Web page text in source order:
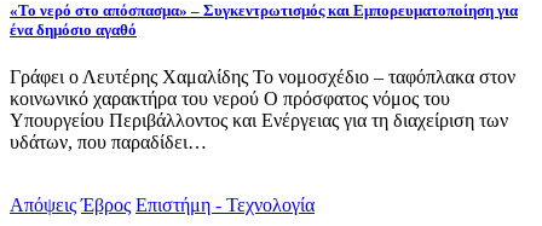
«Το νερό στο απόσπασμα» – Συγκεντρωτισμός και Εμπορευματοποίηση για
ένα δημόσιο αγαθό
Γράφει ο Λευτέρης Χαμαλίδης Το νομοσχέδιο – ταφόπλακα στον
κοινωνικό χαρακτήρα του νερού Ο πρόσφατος νόμος του
Υπουργείου Περιβάλλοντος και Ενέργειας για τη διαχείριση των
υδάτων, που παραδίδει…
Απόψεις Έβρος Επιστήμη - Τεχνολογία